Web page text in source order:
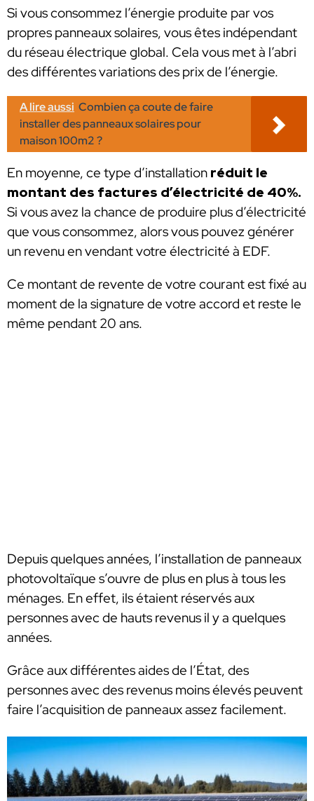
Si vous consommez l’énergie produite par vos
propres panneaux solaires, vous êtes indépendant
du réseau électrique global. Cela vous met à l’abri
des différentes variations des prix de l’énergie.
A lire aussi Combien ça coute de faire
installer des panneaux solaires pour
maison 100m2 ?
En moyenne, ce type d’installation réduit le
montant des factures d’électricité de 40%.
Si vous avez la chance de produire plus d’électricité
que vous consommez, alors vous pouvez générer
un revenu en vendant votre électricité à EDF.
Ce montant de revente de votre courant est fixé au
moment de la signature de votre accord et reste le
même pendant 20 ans.
Depuis quelques années, l’installation de panneaux
photovoltaïque s’ouvre de plus en plus à tous les
ménages. En effet, ils étaient réservés aux
personnes avec de hauts revenus il y a quelques
années.
Grâce aux différentes aides de l’État, des
personnes avec des revenus moins élevés peuvent
faire l’acquisition de panneaux assez facilement.